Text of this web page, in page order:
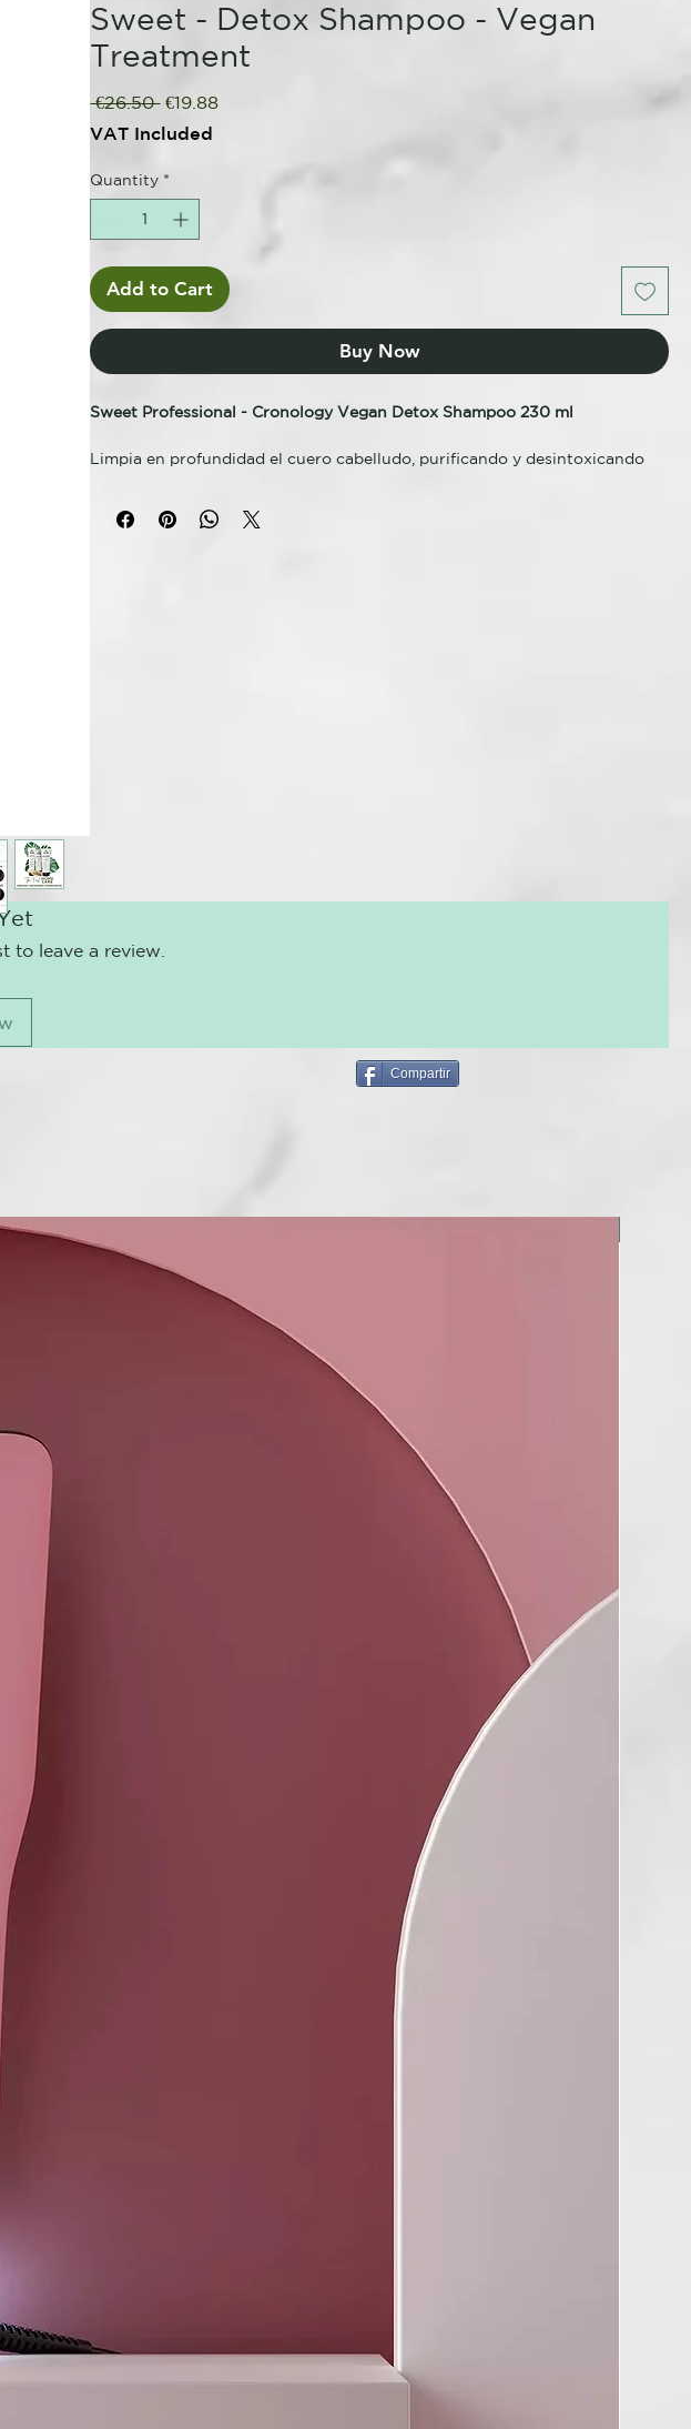
Sweet - Detox Shampoo - Vegan
Treatment
€26.50 Regular
Price
€19.88Sale
VAT Included
Quantity *
Add to Cart
Buy Now
Sweet Professional - Cronology Vegan Detox Shampoo 230 ml
Limpia en profundidad el cuero cabelludo, purificando y desintoxicando
sanguínea y potencia la oxigenación de la piel. Con aceite esencia de
y frescura.
Cellulose, Glycyrrhiza Glabra (Licorice), Rose Extract, Cymbopogon
Flexuosus Leaf Oil, Disodium EDTA, Ethylhexylglycerin, Glycerin, Arginine
to leave a review.
Compartir